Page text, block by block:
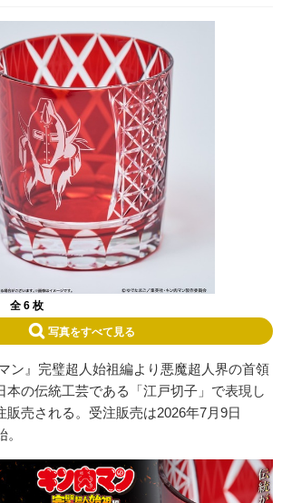
全 6 枚
写真をすべて見る
ン』完璧超人始祖編より悪魔超人界の首領
本の伝統工芸である「江戸切子」で表現し
販売される。受注販売は2026年7月9日